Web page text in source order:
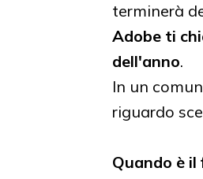
terminerà
Adobe ti
dell'anno.
In un
riguardo
Quando è il